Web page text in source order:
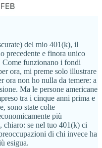
del mio 401(k), il
precedente e finora unico
Come funzionano i fondi
ora, mi preme solo illustrare
ora non ho nulla da temere: a
Ma le persone americane
tra i cinque anni prima e
sono state colte
più
chiaro: se nel tuo 401(k) ci
di chi invece ha
esigua.